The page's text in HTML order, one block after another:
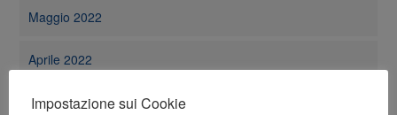
Maggio 2022
Aprile 2022
Marzo 2022
Impostazione sui Cookie